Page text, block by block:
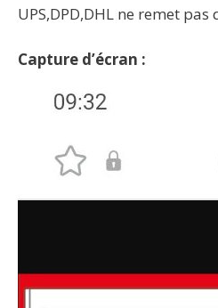
UPS,DPD,DHL ne remet
Capture d’écran :